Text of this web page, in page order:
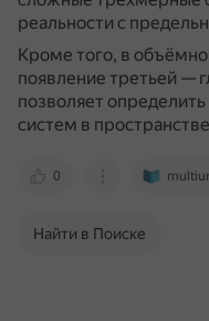
реальности с
Кроме того, в
появление третьей —
позволяет
систем в
0
Найти в Поиске